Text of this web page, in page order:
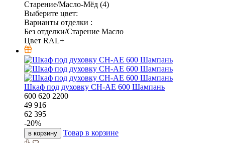
Старение/Масло-Мёд (4)
Выберите цвет:
Варианты отделки :
Без отделки/Старение Масло
Цвет RAL+
Шкаф под духовку CH-AE 600 Шампань
600 620 2200
49 916
62 395
-20%
в корзину Товар в корзине